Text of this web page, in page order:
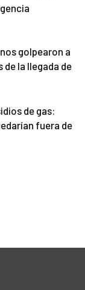
golpearon a
la llegada de
de gas:
fuera de